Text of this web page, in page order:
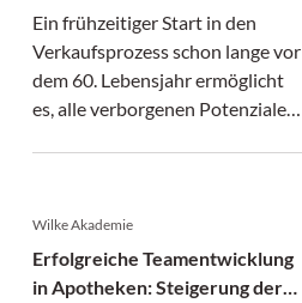
Ein frühzeitiger Start in den
Verkaufsprozess schon lange vor
dem 60. Lebensjahr ermöglicht
es, alle verborgenen Potenziale
Wilke Akademie
Erfolgreiche Teamentwicklung
in Apotheken: Steigerung der